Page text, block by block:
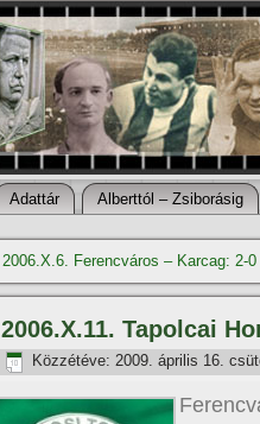
Adattár Alberttól – Zsiborásig
2006.X.6. Ferencváros – Karcag: 2-0
2006.X.11. Tapolcai
Közzétéve: 2009. április 16.